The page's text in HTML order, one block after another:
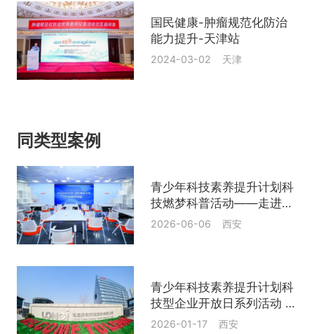
国民健康-肿瘤规范化防治
能力提升-天津站
2024-03-02 天津
同类型案例
青少年科技素养提升计划科
技燃梦科普活动——走进陕
西西安
2026-06-06 西安
青少年科技素养提升计划科
技型企业开放日系列活动 光
伏点亮生活 绿色赋能未来
2026-01-17 西安